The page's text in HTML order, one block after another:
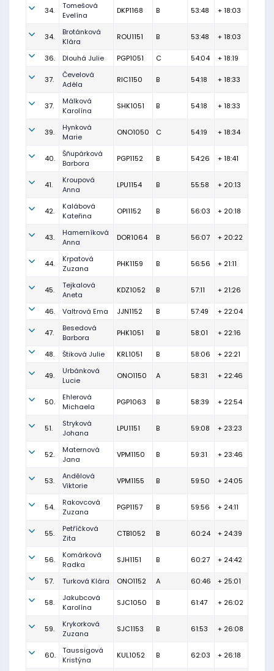
34.
Tomešová
Evelína
DKP1168 B 53:48 + 18:03
34.
Brotánková
Klára
ROU1151 B 53:48 + 18:03
36. Dlouhá Julie PGP1051 C 54:04 + 18:19
37.
Čevelová
Adéla
RIC1150 B 54:18 + 18:33
37.
Málková
Karolína
SHK1051 B 54:18 + 18:33
39.
Hynková
Marie
ONO1050 C 54:19 + 18:34
40.
Šňupárková
Barbora
PGP1152 B 54:26 + 18:41
41.
Kroupová
Anna
LPU1154 B 55:58 + 20:13
42.
Kalábová
Kateřina
OPI1152 B 56:03 + 20:18
43.
Hamerníková
Anna
DOR1064 B 56:07 + 20:22
44.
Krpatová
Zuzana
PHK1159 B 56:56 + 21:11
45.
Tejkalová
Aneta
KDZ1052 B 57:11 + 21:26
46. Valtrová Ema JJN1152 B 57:49 + 22:04
47.
Besedová
Barbora
PHK1051 B 58:01 + 22:16
48. Štiková Julie KRL1051 B 58:06 + 22:21
49.
Urbánková
Lucie
ONO1150 A 58:31 + 22:46
50.
Ehlerová
Michaela
PGP1063 B 58:39 + 22:54
51.
Stryková
Johana
LPU1151 B 59:08 + 23:23
52.
Maternová
Jana
VPM1150 B 59:31 + 23:46
53.
Andělová
Viktorie
VPM1155 B 59:50 + 24:05
54.
Rakovcová
Zuzana
PGP1157 B 59:56 + 24:11
55.
Petříčková
Zita
CTB1052 B 60:24 + 24:39
56.
Komárková
Radka
SJH1151 B 60:27 + 24:42
57. Turková Klára ONO1152 A 60:46 + 25:01
58.
Jakubcová
Karolína
SJC1050 B 61:47 + 26:02
59.
Krykorková
Zuzana
SJC1153 B 61:53 + 26:08
60.
Taussigová
Kristýna
KUL1052 B 62:03 + 26:18